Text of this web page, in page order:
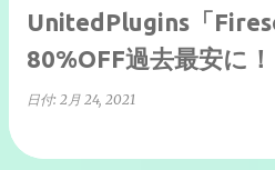
UnitedPlugins「
80%OFF過去最安に！
日付: 2月 24, 2021